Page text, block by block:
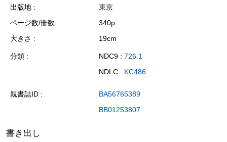
出版地
東京
ページ数/冊数
340p
大きさ
19cm
分類 NDC9 : 726.1
NDLC : KC486
親書誌ID
BA56765389
BB01253807
書き出し